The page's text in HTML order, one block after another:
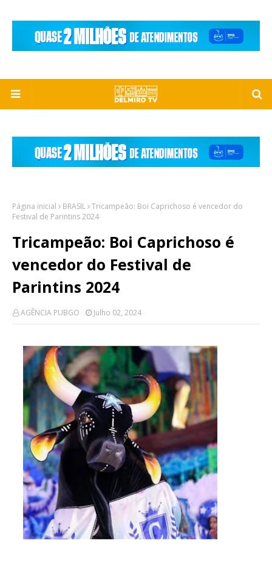
Página inicial BRASIL Tricampeão: Boi Caprichoso é vencedor do
Festival de Parintins 2024
Tricampeão: Boi Caprichoso é
vencedor do Festival de
Parintins 2024
AGÊNCIA PUBGO Julho 02, 2024